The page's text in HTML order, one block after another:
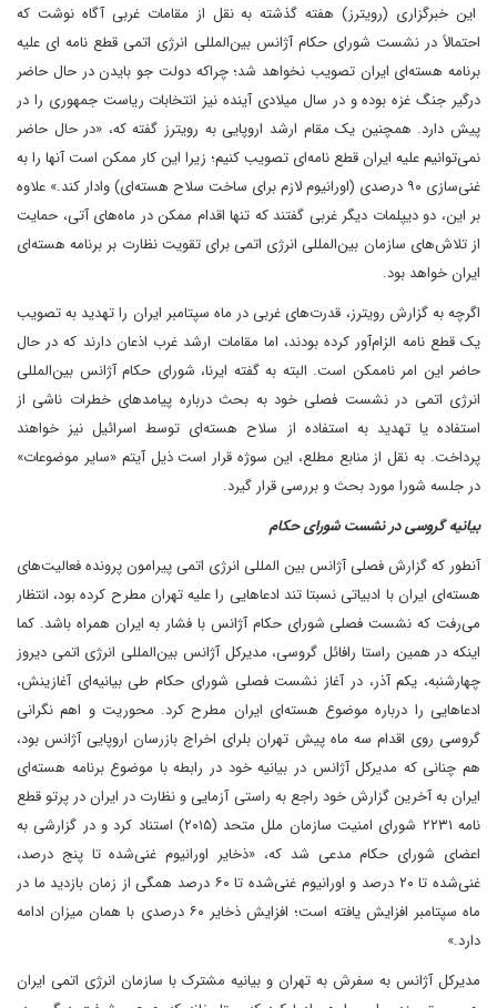
این خبرگزاری (رویترز) هفته گذشته به نقل از مقامات غربی آگاه نوشت که
احتمالاً در نشست شورای حکام آژانس بین‌المللی انرژی اتمی قطع نامه‌ ای علیه
برنامه هسته‌ای ایران تصویب نخواهد شد؛ چراکه دولت جو بایدن در حال حاضر
درگیر جنگ غزه بوده و در سال میلادی آینده نیز انتخابات ریاست جمهوری را در
پیش دارد. همچنین یک مقام ارشد اروپایی به رویترز گفته که، «در حال حاضر
نمی‌توانیم علیه ایران قطع نامه‌ای تصویب کنیم؛ زیرا این کار ممکن است آنها را به
غنی‌سازی ۹۰ درصدی (اورانیوم لازم برای ساخت سلاح هسته‌ای) وادار کند.» علاوه
بر این، دو دیپلمات دیگر غربی گفتند که تنها اقدام ممکن در ماه‌های آتی، حمایت
از تلاش‌های سازمان بین‌المللی انرژی اتمی برای تقویت نظارت بر برنامه هسته‌ای
ایران خواهد بود.
اگرچه به گزارش رویترز، قدرت‌های غربی در ماه سپتامبر ایران را تهدید به تصویب
یک قطع نامه الزام‌آور کرده بودند، اما مقامات ارشد غرب اذعان دارند که در حال
حاضر این امر ناممکن است. البته به گفته ایرنا، شورای حکام آژانس بین‌المللی
انرژی اتمی در نشست فصلی خود به بحث درباره پیامدهای خطرات ناشی از
استفاده یا تهدید به استفاده از سلاح هسته‌ای توسط اسرائیل نیز خواهند
پرداخت. به نقل از منابع مطلع، این سوژه قرار است ذیل آیتم «سایر موضوعات»
در جلسه شورا مورد بحث و بررسی قرار گیرد.
بیانیه گروسی در نشست شورای حکام
آنطور که گزارش فصلی آژانس بین المللی انرژی اتمی پیرامون پرونده فعالیت‌های
هسته‌ای ایران با ادبیاتی نسبتا تند ادعاهایی را علیه تهران مطرح کرده بود، انتظار
می‌رفت که نشست فصلی شورای حکام آژانس با فشار به ایران همراه باشد. کما
اینکه در همین راستا رافائل گروسی، مدیرکل آژانس بین‌المللی انرژی اتمی دیروز
چهارشنبه، یکم آذر، در آغاز نشست فصلی شورای حکام طی بیانیه‌ای آغازینش،
ادعا‌هایی را درباره موضوع هسته‌ای ایران مطرح کرد. محوریت و اهم نگرانی
گروسی روی اقدام سه ماه پیش تهران بلرای اخراج بازرسان اروپایی آژانس بود،
هم چنانی که مدیرکل آژانس در بیانیه خود در رابطه با موضوع برنامه هسته‌ای
ایران به آخرین گزارش خود راجع به راستی آزمایی و نظارت در ایران در پرتو قطع
نامه ۲۲۳۱ شورای امنیت سازمان ملل متحد (۲۰۱۵) استناد کرد و در گزارشی به
اعضای شورای حکام مدعی شد که، «ذخایر اورانیوم غنی‌شده تا پنج درصد،
غنی‌شده تا ۲۰ درصد و اورانیوم غنی‌شده تا ۶۰ درصد همگی از زمان بازدید ما در
ماه سپتامبر افزایش یافته است؛ افزایش ذخایر ۶۰ درصدی با همان میزان ادامه
دارد.»
مدیرکل آژانس به سفرش به تهران و بیانیه مشترک با سازمان انرژی اتمی ایران